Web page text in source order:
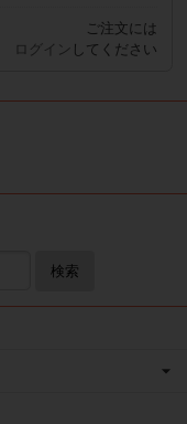
ご注文には
ログイン してください
検索